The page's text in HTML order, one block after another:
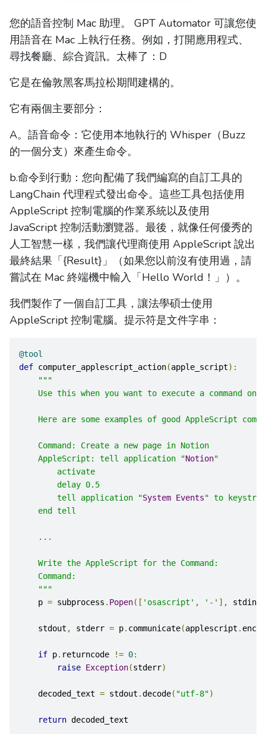
您的語音控制 Mac 助理。 GPT Automator 可讓您使
用語音在 Mac 上執行任務。例如，打開應用程式、
尋找餐廳、綜合資訊。太棒了：D
它是在倫敦黑客馬拉松期間建構的。
它有兩個主要部分：
A。語音命令：它使用本地執行的 Whisper（Buzz
的一個分支）來產生命令。
b.命令到行動：您向配備了我們編寫的自訂工具的
LangChain 代理程式發出命令。這些工具包括使用
AppleScript 控制電腦的作業系統以及使用
JavaScript 控制活動瀏覽器。最後，就像任何優秀的
人工智慧一樣，我們讓代理商使用 AppleScript 說出
最終結果「{Result}」（如果您以前沒有使用過，請
嘗試在 Mac 終端機中輸入「Hello World！」）。
我們製作了一個自訂工具，讓法學碩士使用
AppleScript 控制電腦。提示符是文件字串：
@tool
def computer_applescript_action(apple_script):
"""
Use this when you want to execute a command on
Here are some examples of good AppleScript
    Command: Create a new page in Notion
    AppleScript: tell application "
Notion"
        activate
        delay 0.5
        tell application "
System Events" to
    end tell
    ...
    Write the AppleScript for the Command:
    Command:
    """
    p
= subprocess . Popen([ 'osascript' , '-' ], stdin
    stdout
, stderr = p. communicate(applescript .
if p. returncode != 0:
raise Exception(stderr)
    decoded_text
= stdout .decode( "utf-8")
return decoded_text